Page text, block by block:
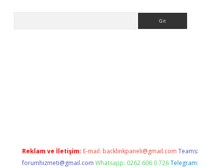
Reklam ve İletişim: E-mail: backlinkpaneli@gmail.com Teams:
forumhizmeti@gmail.com Whatsapp: 0262 606 0 726 Telegram: